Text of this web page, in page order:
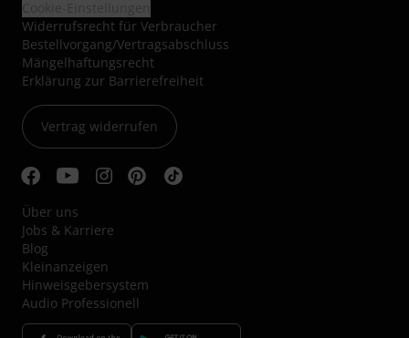
Widerrufsrecht für Verbraucher
Bestellvorgang/Vertragsabschluss
Mängelhaftungsrecht
Erklärung zur Barrierefreiheit
Vertrag widerrufen
Über uns
Jobs & Karriere
Blog
Kleinanzeigen
Hinweisgebersystem
Audio Professionell